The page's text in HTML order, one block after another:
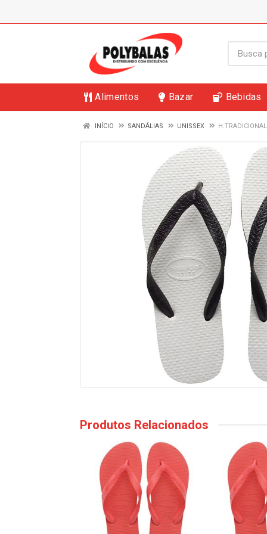
Alimentos Bazar Bebidas
INÍCIO SANDÁLIAS UNISSEX
Produtos Relacionados